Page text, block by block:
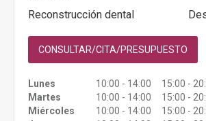
Reconstrucción dental
CONSULTAR/CITA/PRESUPUESTO
Lunes
10:00 - 14:00 15:00 -
Martes
10:00 - 14:00 15:00 -
Miércoles
10:00 - 14:00 15:00 -